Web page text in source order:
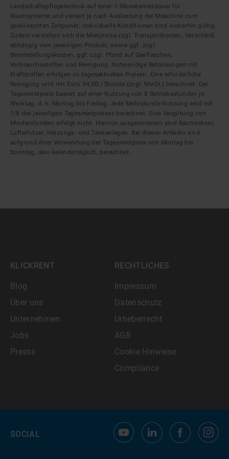
Landschaftspflegetechnik auf einer 1-Monatsmietdauer für
Raumsysteme und variiert je nach Auslastung der Maschine zum
gewünschten Zeitpunkt. Individuelle Konditionen sind weiterhin gültig.
Zudem verstehen sich die Mietpreise zzgl. Transportkosten, Verschleiß
abhängig vom jeweiligen Produkt, sowie ggf. zzgl.
Bereitstellungskosten, ggf. zzgl. Pfand auf Gasflaschen,
Verbrauchsstoffen und Reinigung. Notwendige Betankungen mit
Kraftstoffen erfolgen zu tagesaktuellen Preisen. Eine erforderliche
Reinigung wird mit Euro 94,00 / Stunde (zzgl. MwSt.) berechnet. Der
Tagesmietpreis basiert auf einer Nutzung von 8 Betriebsstunden je
Werktag, d. h. Montag bis Freitag. Jede Mehrstunde Nutzung wird mit
1/8 des jeweiligen Tagesmietpreises berechnet. Eine Vergütung von
Minderstunden erfolgt nicht. Hiervon ausgenommen sind Bautrockner,
Lufterhitzer, Heizungs- und Tankanlagen. Bei diesen Artikeln wird
aufgrund ihrer Verwendung der Tagesmietpreis von Montag bis
Sonntag, also kalendertäglich, berechnet.
KLICKRENT
Blog
Über uns
Unternehmen
Jobs
Presse
RECHTLICHES
Impressum
Datenschutz
Urheberrecht
AGB
Cookie Hinweise
Compliance
SOCIAL